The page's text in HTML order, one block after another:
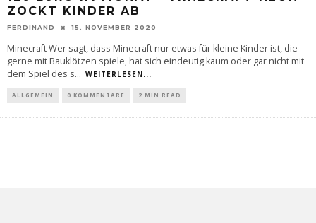
ZOCKT KINDER AB
FERDINAND 15. NOVEMBER 2020
Minecraft Wer sagt, dass Minecraft nur etwas für kleine Kinder ist, die
gerne mit Bauklötzen spiele, hat sich eindeutig kaum oder gar nicht mit
dem Spiel des s... WEITERLESEN...
ALLGEMEIN 0 KOMMENTARE 2 MIN READ